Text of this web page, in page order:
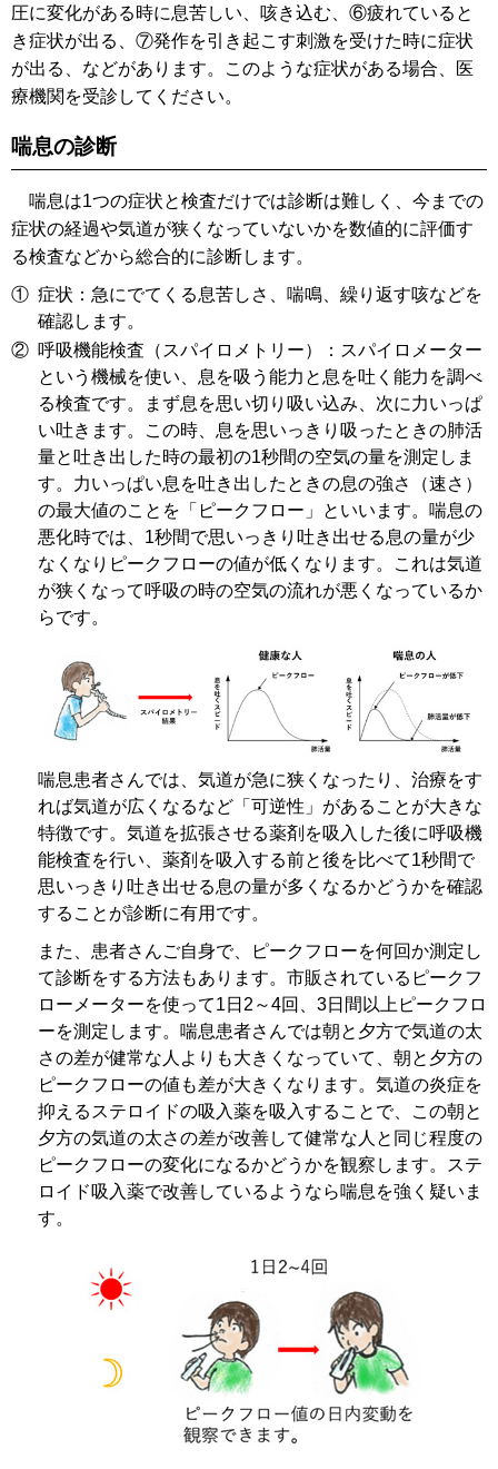
圧に変化がある時に息苦しい、咳き込む、⑥疲れていると
き症状が出る、⑦発作を引き起こす刺激を受けた時に症状
が出る、などがあります。このような症状がある場合、医
療機関を受診してください。
喘息の診断
喘息は1つの症状と検査だけでは診断は難しく、今までの
症状の経過や気道が狭くなっていないかを数値的に評価す
る検査などから総合的に診断します。
① 症状：急にでてくる息苦しさ、喘鳴、繰り返す咳などを
確認します。
② 呼吸機能検査（スパイロメトリー）：スパイロメーター
という機械を使い、息を吸う能力と息を吐く能力を調べ
る検査です。まず息を思い切り吸い込み、次に力いっぱ
い吐きます。この時、息を思いっきり吸ったときの肺活
量と吐き出した時の最初の1秒間の空気の量を測定しま
す。力いっぱい息を吐き出したときの息の強さ（速さ）
の最大値のことを「ピークフロー」といいます。喘息の
悪化時では、1秒間で思いっきり吐き出せる息の量が少
なくなりピークフローの値が低くなります。これは気道
が狭くなって呼吸の時の空気の流れが悪くなっているか
らです。
喘息患者さんでは、気道が急に狭くなったり、治療をす
れば気道が広くなるなど「可逆性」があることが大きな
特徴です。気道を拡張させる薬剤を吸入した後に呼吸機
能検査を行い、薬剤を吸入する前と後を比べて1秒間で
思いっきり吐き出せる息の量が多くなるかどうかを確認
することが診断に有用です。
また、患者さんご自身で、ピークフローを何回か測定し
て診断をする方法もあります。市販されているピークフ
ローメーターを使って1日2～4回、3日間以上ピークフロ
ーを測定します。喘息患者さんでは朝と夕方で気道の太
さの差が健常な人よりも大きくなっていて、朝と夕方の
ピークフローの値も差が大きくなります。気道の炎症を
抑えるステロイドの吸入薬を吸入することで、この朝と
夕方の気道の太さの差が改善して健常な人と同じ程度の
ピークフローの変化になるかどうかを観察します。ステ
ロイド吸入薬で改善しているようなら喘息を強く疑いま
す。